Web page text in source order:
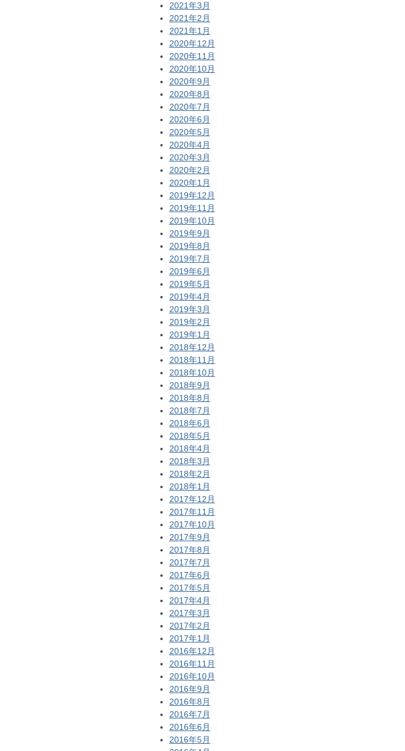
2021年3月
2021年2月
2021年1月
2020年12月
2020年11月
2020年10月
2020年9月
2020年8月
2020年7月
2020年6月
2020年5月
2020年4月
2020年3月
2020年2月
2020年1月
2019年12月
2019年11月
2019年10月
2019年9月
2019年8月
2019年7月
2019年6月
2019年5月
2019年4月
2019年3月
2019年2月
2019年1月
2018年12月
2018年11月
2018年10月
2018年9月
2018年8月
2018年7月
2018年6月
2018年5月
2018年4月
2018年3月
2018年2月
2018年1月
2017年12月
2017年11月
2017年10月
2017年9月
2017年8月
2017年7月
2017年6月
2017年5月
2017年4月
2017年3月
2017年2月
2017年1月
2016年12月
2016年11月
2016年10月
2016年9月
2016年8月
2016年7月
2016年6月
2016年5月